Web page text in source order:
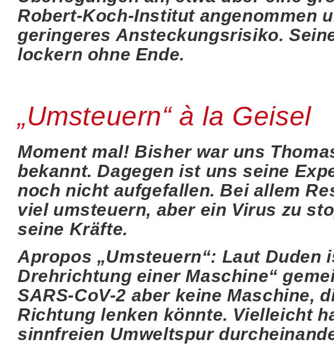
Robert-Koch-Institut angenommen
geringeres Ansteckungsrisiko.
lockern ohne Ende.
„Umsteuern“ à la Geisel
Moment mal! Bisher war uns
bekannt. Dagegen ist uns seine
noch nicht aufgefallen. Bei allem
viel umsteuern, aber ein Virus zu
seine Kräfte.
Apropos „Umsteuern“: Laut Duden
Drehrichtung einer Maschine“
SARS-CoV-2 aber keine Maschine,
Richtung lenken könnte. Vielleicht
sinnfreien Umweltspur